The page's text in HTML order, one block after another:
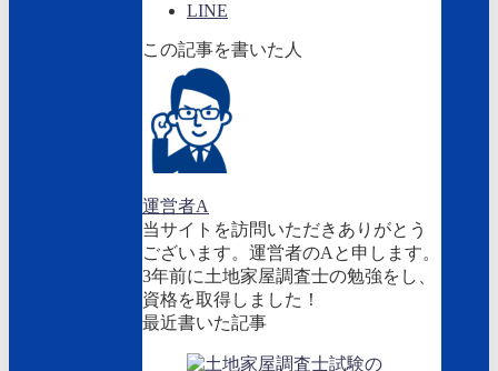
LINE
この記事を書いた人
運営者A
当サイトを訪問いただきありがとう
ございます。運営者のAと申します。
3年前に土地家屋調査士の勉強をし、
資格を取得しました！
最近書いた記事